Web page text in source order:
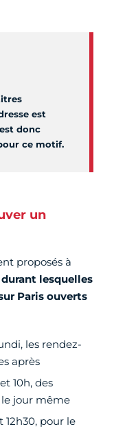
est
donc
ce motif.
un
proposés à
lesquelles
Paris ouverts
les rendez-
après
10h, des
jour même
12h30, pour le